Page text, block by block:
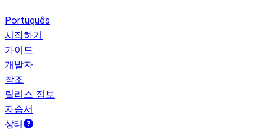
Português
시작하기
가이드
개발자
참조
릴리스 정보
자습서
상태